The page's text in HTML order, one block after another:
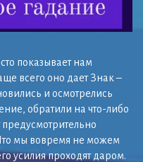
показывает нам
всего оно дает Знак –
и осмотрелись
обратили на что-либо
мы вовремя не можем
усилия проходят даром.